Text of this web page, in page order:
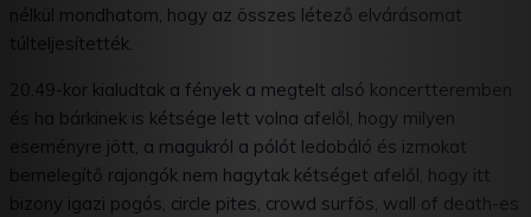
nélkül mondhatom, hogy az összes létező elvárásomat
túlteljesítették.
20.49-kor kialudtak a fények a megtelt alsó koncertteremben
és ha bárkinek is kétsége lett volna afelől, hogy milyen
eseményre jött, a magukról a pólót ledobáló és izmokat
bemelegítő rajongók nem hagytak kétséget afelől, hogy itt
bizony igazi pogós, circle pites, crowd surfös, wall of death-es